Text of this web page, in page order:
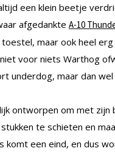
een klein beetje
afgedankte A-10
maar ook heel
voor niets Warthog
underdog, maar dan
ontworpen om met
te schieten en
komt een eind, en dus